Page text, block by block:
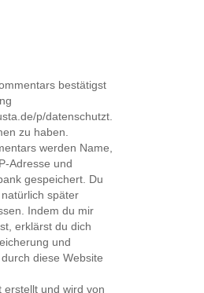
bestätigst
p/datenschutzt.
zu haben.
werden Name,
Adresse und
gespeichert. Du
später
Indem du mir
erklärst du dich
und
diese Website
erstellt und wird von